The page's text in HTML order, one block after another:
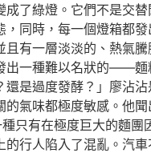
成了綠燈。它們不是交
，同時，每一個燈箱都
且有一層淡淡的、熱氣
出一種難以名狀的——麵
還是過度發酵？」廖沾
的氣味都極度敏感。他
只有在極度巨大的麵團
的行人陷入了混亂。汽